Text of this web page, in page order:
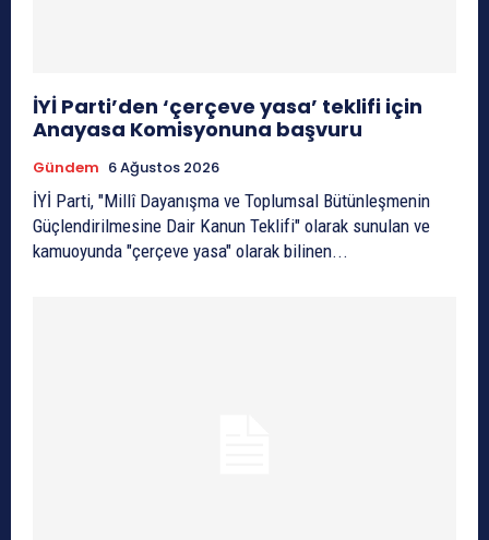
İYİ Parti’den ‘çerçeve yasa’ teklifi için
Anayasa Komisyonuna başvuru
Gündem 6 Ağustos 2026
İYİ Parti, "Millî Dayanışma ve Toplumsal Bütünleşmenin
Güçlendirilmesine Dair Kanun Teklifi" olarak sunulan ve
kamuoyunda "çerçeve yasa" olarak bilinen...